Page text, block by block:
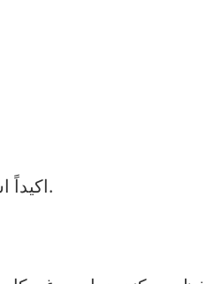
3. اکیداً استفاده از ضربه سیلندر، فشار یا کاهش فشار را در فرآیند تکان دادن ممنوع کنید.